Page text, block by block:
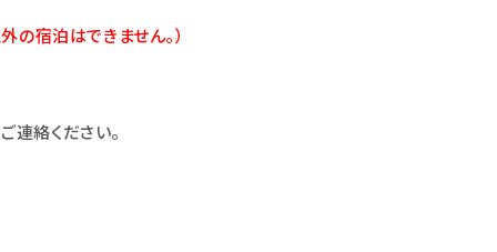
宿泊はできません。）
連絡ください。